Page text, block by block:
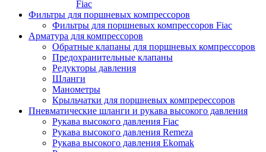
Fiac
Фильтры для поршневых компрессоров
Фильтры для поршневых компрессоров Fiac
Арматура для компрессоров
Обратные клапаны для поршневых компрессоров
Предохранительные клапаны
Редукторы давления
Шланги
Манометры
Крыльчатки для поршневых компререссоров
Пневматические шланги и рукава высокого давления
Рукава высокого давления Fiac
Рукава высокого давления Remeza
Рукава высокого давления Ekomak